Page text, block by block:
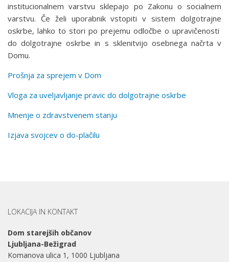
institucionalnem varstvu sklepajo po Zakonu o socialnem
varstvu. Če želi uporabnik vstopiti v sistem dolgotrajne
oskrbe, lahko to stori po prejemu odločbe o upravičenosti
do dolgotrajne oskrbe in s sklenitvijo osebnega načrta v
Domu.
Prošnja za sprejem v Dom
Vloga za uveljavljanje pravic do dolgotrajne oskrbe
Mnenje o zdravstvenem stanju
Izjava svojcev o do-plačilu
LOKACIJA IN KONTAKT
Dom starejših občanov
Ljubljana-Bežigrad
Komanova ulica 1, 1000 Ljubljana